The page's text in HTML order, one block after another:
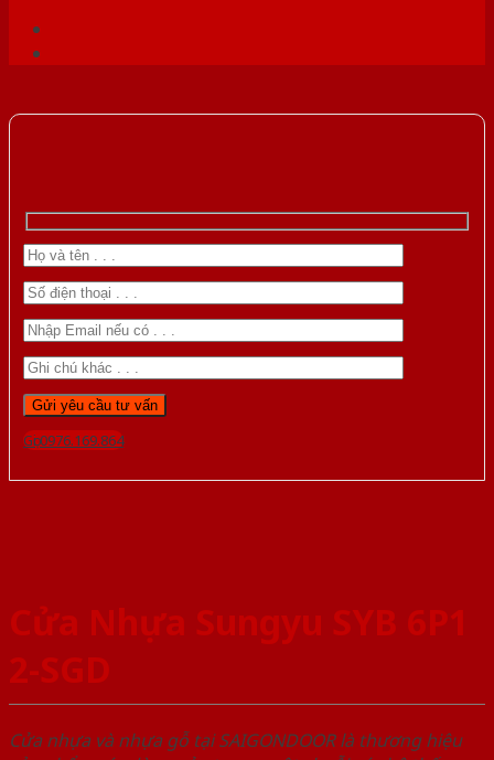
Gọi 0976.169.864
Cửa Nhựa Sungyu SYB 6P1
2-SGD
Cửa nhựa và nhựa gỗ tại SAIGONDOOR là thương hiệu